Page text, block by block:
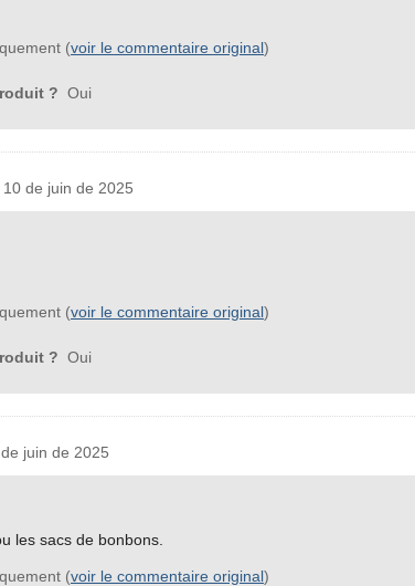
(voir le commentaire original)
? Oui
de juin de 2025
(voir le commentaire original)
? Oui
juin de 2025
les sacs de bonbons.
(voir le commentaire original)